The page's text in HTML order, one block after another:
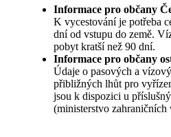
Informace pro občany
K vycestování je potřeba
dní od vstupu do země.
pobyt kratší než 90 dní.
Informace pro občany
Údaje o pasových a
přibližných lhůt pro
jsou k dispozici u
(ministerstvo zahraničních